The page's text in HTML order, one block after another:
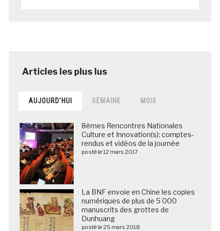
AUJOURD’HUI SEMAINE MOIS
8èmes Rencontres Nationales
Culture et Innovation(s): comptes-
rendus et vidéos de la journée
posté le 12 mars 2017
La BNF envoie en Chine les copies
numériques de plus de 5 000
manuscrits des grottes de
Dunhuang
posté le 25 mars 2018